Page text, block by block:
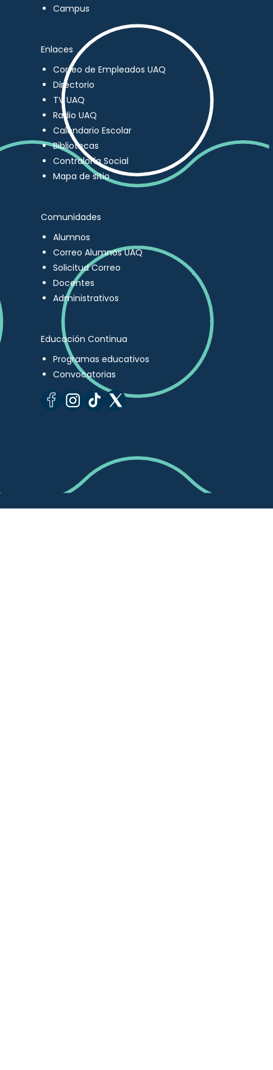
Campus
Enlaces
Correo de Empleados UAQ
Directorio
TV UAQ
Radio UAQ
Calendario Escolar
Bibliotecas
Contraloría Social
Mapa de sitio
Comunidades
Alumnos
Correo Alumnos UAQ
Solicitud Correo
Docentes
Administrativos
Educación Continua
Programas educativos
Convocatorias